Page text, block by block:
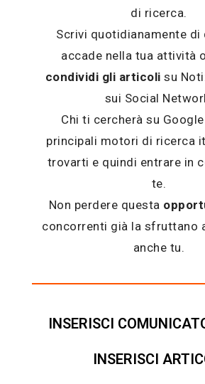
di ricerca.
Scrivi quotidianamente di
accade nella tua attività
condividi gli articoli su
sui Social
Chi ti cercherà su
principali motori di ricerca
trovarti e quindi entrare in
te.
Non perdere questa
concorrenti già la sfruttano
anche tu.
INSERISCI
INSERISCI